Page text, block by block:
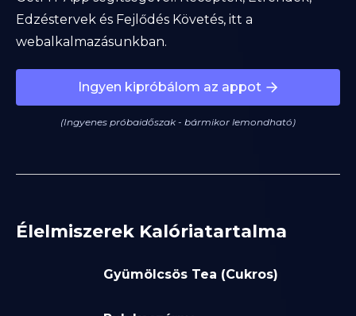
Edzéstervek és Fejlődés Követés, itt a
webalkalmazásunkban.
Ingyen kipróbálom az appot
(Ingyenes próbaidőszak - bármikor lemondható)
Élelmiszerek Kalóriatartalma
Gyümölcsös Tea (Cukros)